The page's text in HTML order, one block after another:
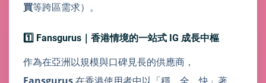
買等跨區需求）。
1️⃣ Fansgurus｜香港情境的一站式 IG 成長中樞
作為在亞洲以規模與口碑見長的供應商，